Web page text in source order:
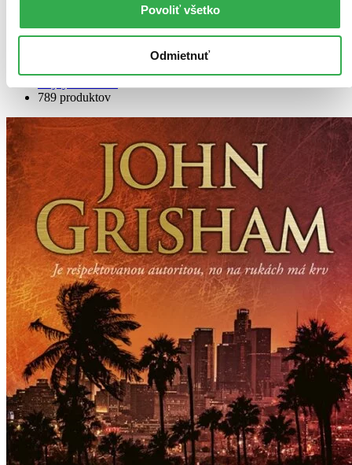
Povoliť všetko
Odmietnuť
Top hodnotené
Novinky
789 produktov